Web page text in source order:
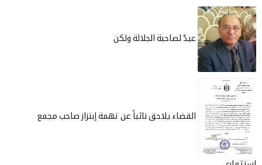
عيدٌ لصاحبة الجلالة ولكن
القضاء يلاحق نائباً عن تهمة إبتزاز صاحب مجمع